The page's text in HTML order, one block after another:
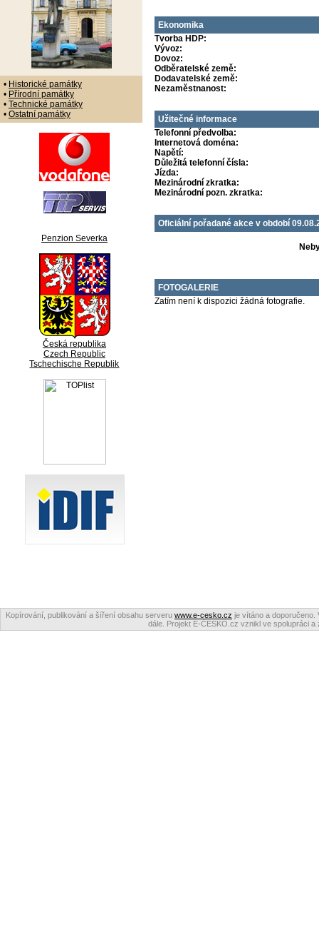
• Historické památky
• Přírodní památky
• Technické památky
• Ostatní památky
Penzion Severka
Česká republika
Czech Republic
Tschechische Republik
Ekonomika
Tvorba HDP:
Vývoz:
Dovoz:
Odběratelské země:
Dodavatelské země:
Nezaměstnanost:
Užitečné informace
Telefonní předvolba:
Internetová doména:
Napětí:
Důležitá telefonní čísla:
Jízda:
Mezinárodní zkratka:
Mezinárodní pozn. zkratka:
Oficiální pořadané akce v období
FOTOGALERIE
Zatím není k dispozici žádná fotografie.
Kopírování, publikování a šíření obsahu serveru www.e-cesko.cz je vítáno a doporučeno.
dále. Projekt E-ČESKO.cz vznikl ve spolupráci